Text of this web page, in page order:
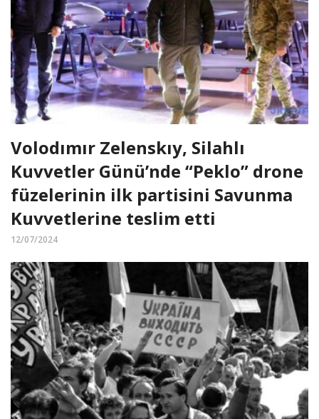
Volodımır Zelenskıy, Silahlı
Kuvvetler Günü’nde “Peklo” drone
füzelerinin ilk partisini Savunma
Kuvvetlerine teslim etti
12/07/2024